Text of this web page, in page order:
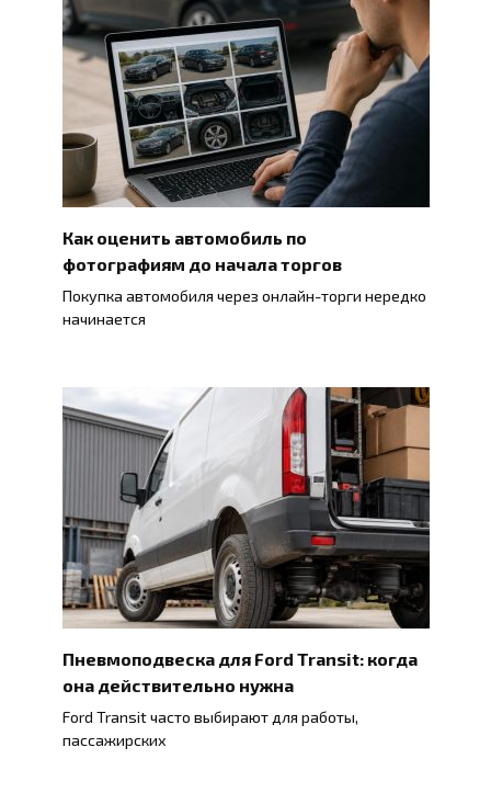
Как оценить автомобиль по
фотографиям до начала торгов
Покупка автомобиля через онлайн-торги нередко
начинается
Пневмоподвеска для Ford Transit: когда
она действительно нужна
Ford Transit часто выбирают для работы,
пассажирских